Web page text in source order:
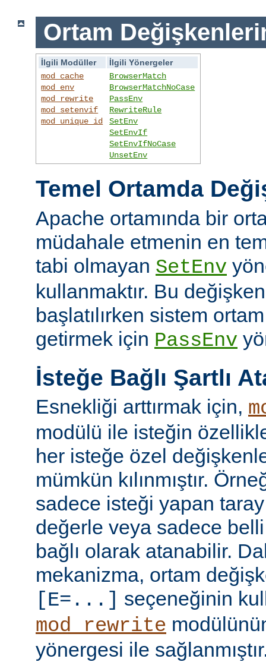
Ortam
İlgili Modüller
İlgili Yönergeler
mod_cache
mod_env
mod_rewrite
mod_setenvif
mod_unique_id
BrowserMatch
BrowserMatchNoCase
PassEnv
RewriteRule
SetEnv
SetEnvIf
SetEnvIfNoCase
UnsetEnv
Temel Ortamda
Apache ortamında bir
müdahale etmenin en
tabi olmayan SetEnv
kullanmaktır. Bu
başlatılırken sistem
getirmek için PassEnv
İsteğe Bağlı Şartlı
Esnekliği arttırmak için,
modülü ile isteğin
her isteğe özel
mümkün kılınmıştır.
sadece isteği yapan
değerle veya sadece belli
bağlı olarak atanabilir.
mekanizma, ortam
[E=...] seçeneğinin
mod_rewrite
yönergesi ile